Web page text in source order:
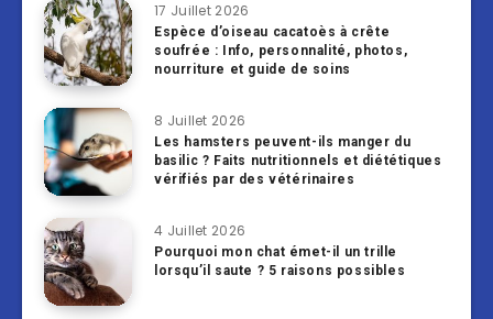
17 Juillet 2026
Espèce d’oiseau cacatoès à crête
soufrée : Info, personnalité, photos,
nourriture et guide de soins
8 Juillet 2026
Les hamsters peuvent-ils manger du
basilic ? Faits nutritionnels et diététiques
vérifiés par des vétérinaires
4 Juillet 2026
Pourquoi mon chat émet-il un trille
lorsqu’il saute ? 5 raisons possibles